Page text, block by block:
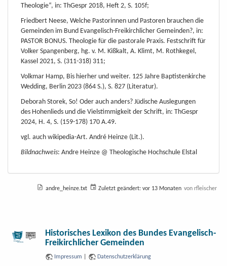
Theologie“, in: ThGespr 2018, Heft 2, S. 105f;
Friedbert Neese, Welche Pastorinnen und Pastoren brauchen die
Gemeinden im Bund Evangelisch-Freikirchlicher Gemeinden?, in:
PASTOR BONUS. Theologie für die pastorale Praxis. Festschrift für
Volker Spangenberg, hg. v. M. Kißkalt, A. Klimt, M. Rothkegel,
Kassel 2021, S. (311-318) 311;
Volkmar Hamp, Bis hierher und weiter. 125 Jahre Baptistenkirche
Wedding, Berlin 2023 (864 S.), S. 827 (Literatur).
Deborah Storek, So! Oder auch anders? Jüdische Auslegungen
des Hohenlieds und die Vielstimmigkeit der Schrift, in: ThGespr
2024, H. 4, S. (159-178) 170 A.49.
vgl. auch wikipedia-Art. André Heinze (Lit.).
Bildnachweis: Andre Heinze @ Theologische Hochschule Elstal
andre_heinze.txt Zuletzt geändert: vor 13 Monaten von rfleischer
Historisches Lexikon des Bundes Evangelisch-
Freikirchlicher Gemeinden
Impressum Datenschutzerklärung